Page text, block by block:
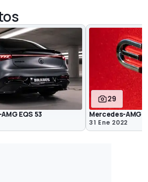
EQS 53
29
Mercedes-AMG
31 Ene 2022